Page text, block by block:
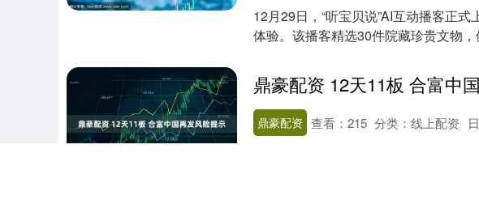
12月29日，“听宝贝说”AI互动播客正
体验。该播客精选30件院藏珍贵文物
鼎豪配资 12天11板 合富中
鼎豪配资 查看： 215 分类： 线上配资